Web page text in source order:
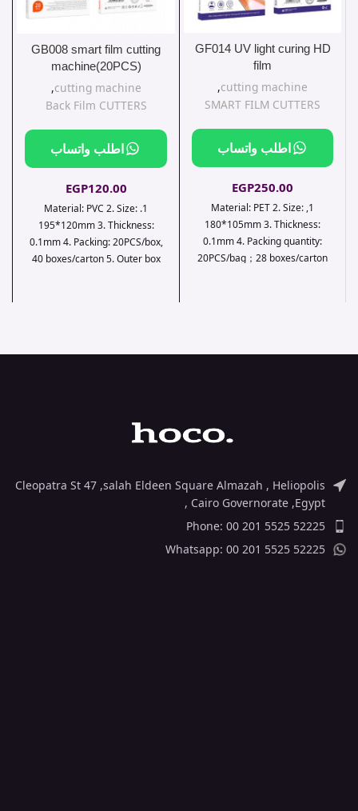
GF014 UV light curing HD
film
cutting machine
,
SMART FILM CUTTERS
EGP250.00
اطلب واتساب
1, Material: PET 2. Size:
180*105mm 3. Thickness:
0.1mm 4. Packing quantity:
20PCS/bag；28 boxes/carton
GB008 smart film cutting
machine(20PCS)
cutting machine
,
Back Film CUTTERS
EGP120.00
اطلب واتساب
1. Material: PVC 2. Size:
195*120mm 3. Thickness:
0.1mm 4. Packing: 20PCS/box,
40 boxes/carton 5. Outer box
Cleopatra St 47 ,salah Eldeen Square Almazah , Heliopolis
, Cairo Governorate ,Egypt
Phone: 00 201 5525 52225
Whatsapp: 00 201 5525 52225